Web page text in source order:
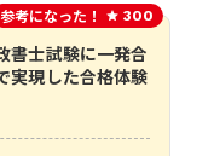
参考になった！ 300
書士試験に一発合
実現した合格体験